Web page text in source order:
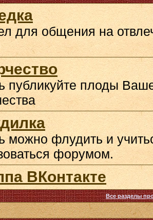
для общения на
публикуйте плоды
можно флудить и
форумом.
ВКонтакте
Все разделы